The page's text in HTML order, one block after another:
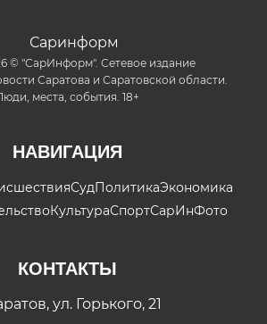
© "СарИнформ". Сетевое издание
Саратова и Саратовской области.
места, события. 18+
НАВИГАЦИЯ
СудПолитикаЭкономика
КультураСпортСарИнФото
КОНТАКТЫ
ул. Горького, 21